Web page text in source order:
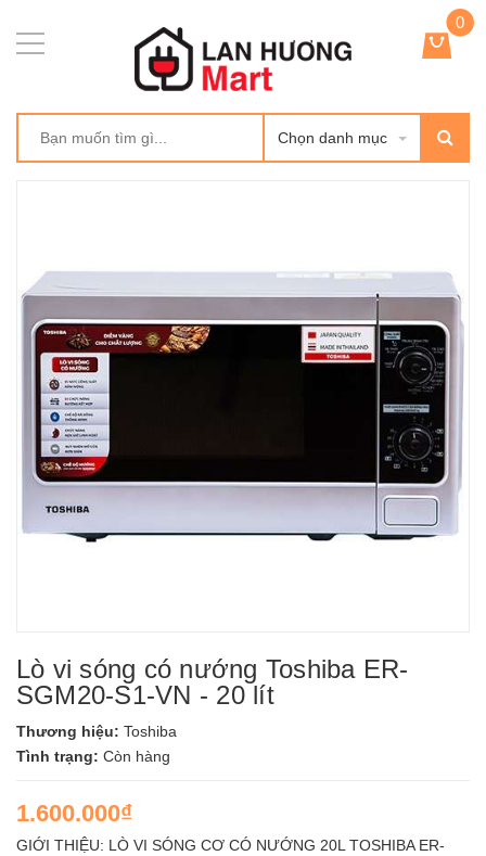
Chọn danh mục
0
Lò vi sóng có nướng Toshiba ER-
SGM20-S1-VN - 20 lít
Thương hiệu: Toshiba
Tình trạng: Còn hàng
1.600.000₫
GIỚI THIỆU: LÒ VI SÓNG CƠ CÓ NƯỚNG 20L TOSHIBA ER-